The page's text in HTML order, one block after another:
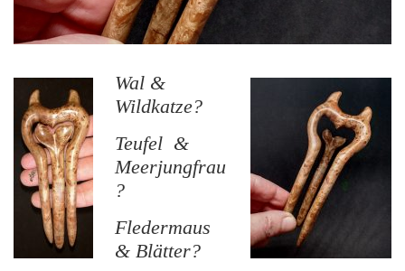
Wal &
Wildkatze?
Teufel &
Meerjungfrau
?
Fledermaus
& Blätter?